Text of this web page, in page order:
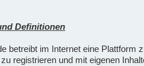
Definitionen
betreibt im Internet eine Plattform
registrieren und mit eigenen